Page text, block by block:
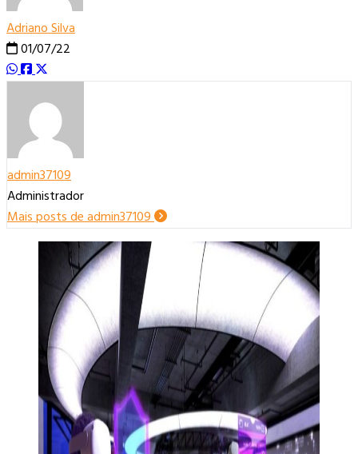
Adriano Silva
01/07/22
admin37109
Administrador
Mais posts de admin37109